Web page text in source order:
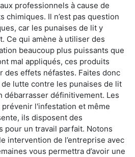
professionnels à cause de
chimiques. Il n’est pas question
car les punaises de lit y
Ce qui amène à utiliser des
beaucoup plus puissants que
mal appliqués, ces produits
des effets néfastes. Faites donc
lutte contre les punaises de lit
débarrasser définitivement. Les
l'infestation et même
ils disposent des
pour un travail parfait. Notons
intervention de l’entreprise avec
vous permettra d’avoir une